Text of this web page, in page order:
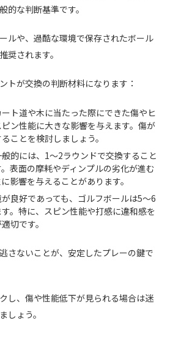
的な判断基準です。
ルや、過酷な環境で保存されたボール
奨されます。
トが交換の判断材料になります：
ート道や木に当たった際にできた傷やヒ
ン性能に大きな影響を与えます。傷が
ことを検討しましょう。
般的には、1～2ラウンドで交換すること
表面の摩耗やディンプルの劣化が進む
影響を与えることがあります。
が良好であっても、ゴルフボールは5～6
。特に、スピン性能や打感に違和感を
切です。
さないことが、安定したプレーの鍵で
し、傷や性能低下が見られる場合は迷
しょう。